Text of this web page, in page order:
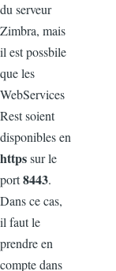
du serveur
Zimbra, mais
il est possbile
que les
WebServices
Rest soient
disponibles en
httpssur le
port8443.
Dans ce cas,
il faut le
prendre en
compte dans